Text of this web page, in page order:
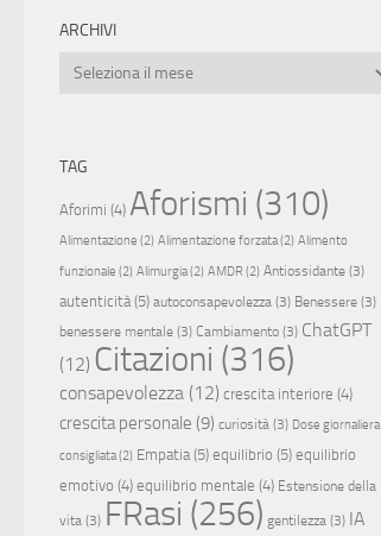
ARCHIVI
Archivi
TAG
Aforimi (4) Aforismi (310)
Alimentazione (2) Alimentazione forzata(2) Alimento
funzionale (2) Alimurgia(2) AMDR (2) Antiossidante (3)
autenticità(5) autoconsapevolezza (3) Benessere (3)
benessere mentale (3) Cambiamento (3) ChatGPT
(12) Citazioni (316)
consapevolezza (12) crescita interiore (4)
crescita personale (9) curiosità (3) Dose giornaliera
consigliata(2) Empatia(5) equilibrio (5) equilibrio
emotivo (4) equilibrio mentale (4) Estensione della
vita (3) FRasi (256) gentilezza (3) IA